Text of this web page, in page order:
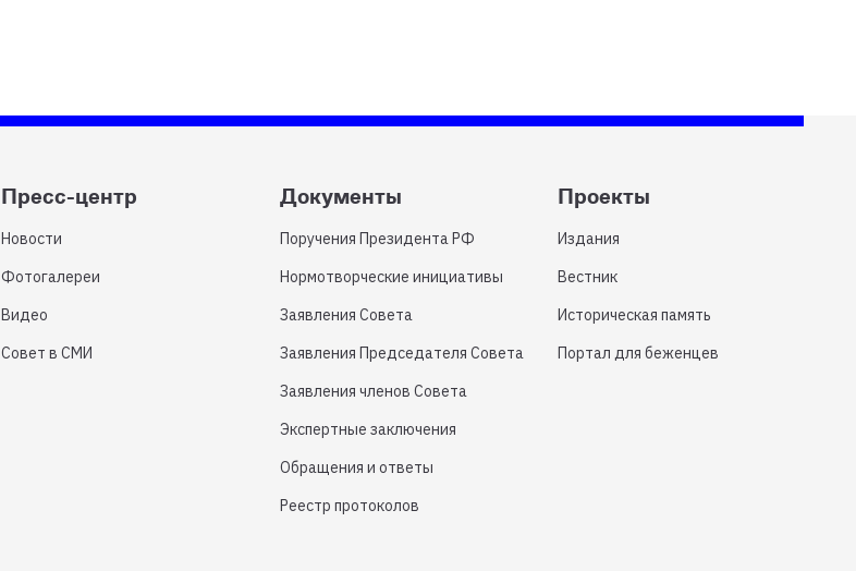
Пресс-центр
Новости
Фотогалереи
Видео
Совет в СМИ
Документы
Поручения Президента РФ
Нормотворческие инициативы
Заявления Совета
Заявления Председателя Совета
Заявления членов Совета
Экспертные заключения
Обращения и ответы
Реестр протоколов
Проекты
Издания
Вестник
Историческая память
Портал для беженцев